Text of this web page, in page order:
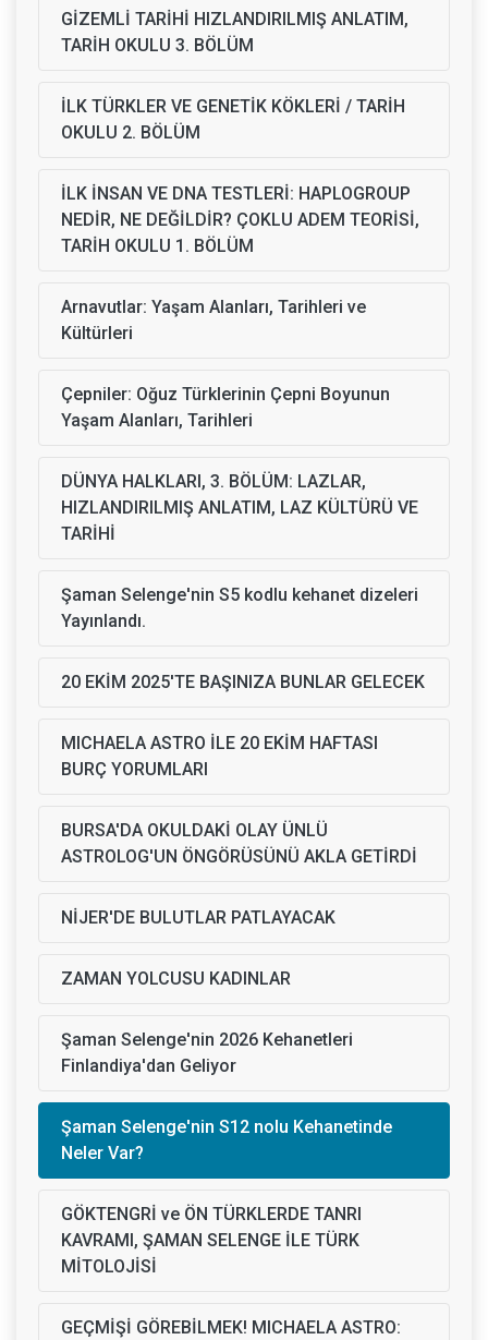
GİZEMLİ TARİHİ HIZLANDIRILMIŞ ANLATIM,
TARİH OKULU 3. BÖLÜM
İLK TÜRKLER VE GENETİK KÖKLERİ / TARİH
OKULU 2. BÖLÜM
İLK İNSAN VE DNA TESTLERİ: HAPLOGROUP
NEDİR, NE DEĞİLDİR? ÇOKLU ADEM TEORİSİ,
TARİH OKULU 1. BÖLÜM
Arnavutlar: Yaşam Alanları, Tarihleri ve
Kültürleri
Çepniler: Oğuz Türklerinin Çepni Boyunun
Yaşam Alanları, Tarihleri
DÜNYA HALKLARI, 3. BÖLÜM: LAZLAR,
HIZLANDIRILMIŞ ANLATIM, LAZ KÜLTÜRÜ VE
TARİHİ
Şaman Selenge'nin S5 kodlu kehanet dizeleri
Yayınlandı.
20 EKİM 2025'TE BAŞINIZA BUNLAR GELECEK
MICHAELA ASTRO İLE 20 EKİM HAFTASI
BURÇ YORUMLARI
BURSA'DA OKULDAKİ OLAY ÜNLÜ
ASTROLOG'UN ÖNGÖRÜSÜNÜ AKLA GETİRDİ
NİJER'DE BULUTLAR PATLAYACAK
ZAMAN YOLCUSU KADINLAR
Şaman Selenge'nin 2026 Kehanetleri
Finlandiya'dan Geliyor
Şaman Selenge'nin S12 nolu Kehanetinde
Neler Var?
GÖKTENGRİ ve ÖN TÜRKLERDE TANRI
KAVRAMI, ŞAMAN SELENGE İLE TÜRK
MİTOLOJİSİ
GEÇMİŞİ GÖREBİLMEK! MICHAELA ASTRO: